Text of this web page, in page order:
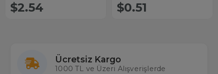
$2.54 $0.51
Ücretsiz Kargo
1000 TL ve Üzeri Alışverişlerde